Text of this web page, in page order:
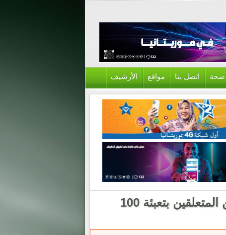
صحة اتصل بنا مواقع الأرشيف
وزارة تمكين الشباب تعلن إلغاء النشاطين المتعلقين بتعبئة 100